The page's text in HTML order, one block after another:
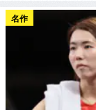
名作